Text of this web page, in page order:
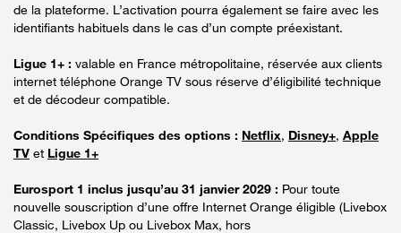
de la plateforme. L’activation pourra également se faire avec les
identifiants habituels dans le cas d’un compte préexistant.
Ligue 1+ : valable en France métropolitaine, réservée aux clients
internet téléphone Orange TV sous réserve d’éligibilité technique
et de décodeur compatible.
Conditions Spécifiques des options : Netflix, Disney+, Apple
TV et Ligue 1+
Eurosport 1 inclus jusqu’au 31 janvier 2029 : Pour toute
nouvelle souscription d’une offre Internet Orange éligible (Livebox
Classic, Livebox Up ou Livebox Max, hors